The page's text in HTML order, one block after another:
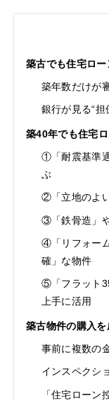
築古でも住宅ロ
築年数だけが
銀行が見る“担
築40年でも住宅
①「耐震基準
ぶ
②「立地のよ
③「鉄骨造」
④「リフォー
確」な物件
⑤「フラット
上手に活用
築古物件の購入
事前に複数の
インスペクシ
「住宅ローン